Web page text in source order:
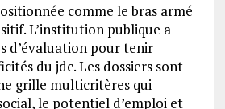
comme le bras armé
L’institution publique a
d’évaluation pour tenir
du jdc. Les dossiers sont
grille multicritères qui
le potentiel d’emploi et